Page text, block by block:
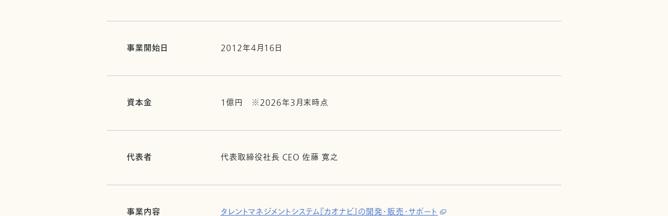
事業開始日 2012年4月16日
資本金 1億円 ※2026年3月末時点
代表者 代表取締役社長 CEO 佐藤 寛之
事業内容 タレントマネジメントシステム『カオナビ』の開発・販売・サポート